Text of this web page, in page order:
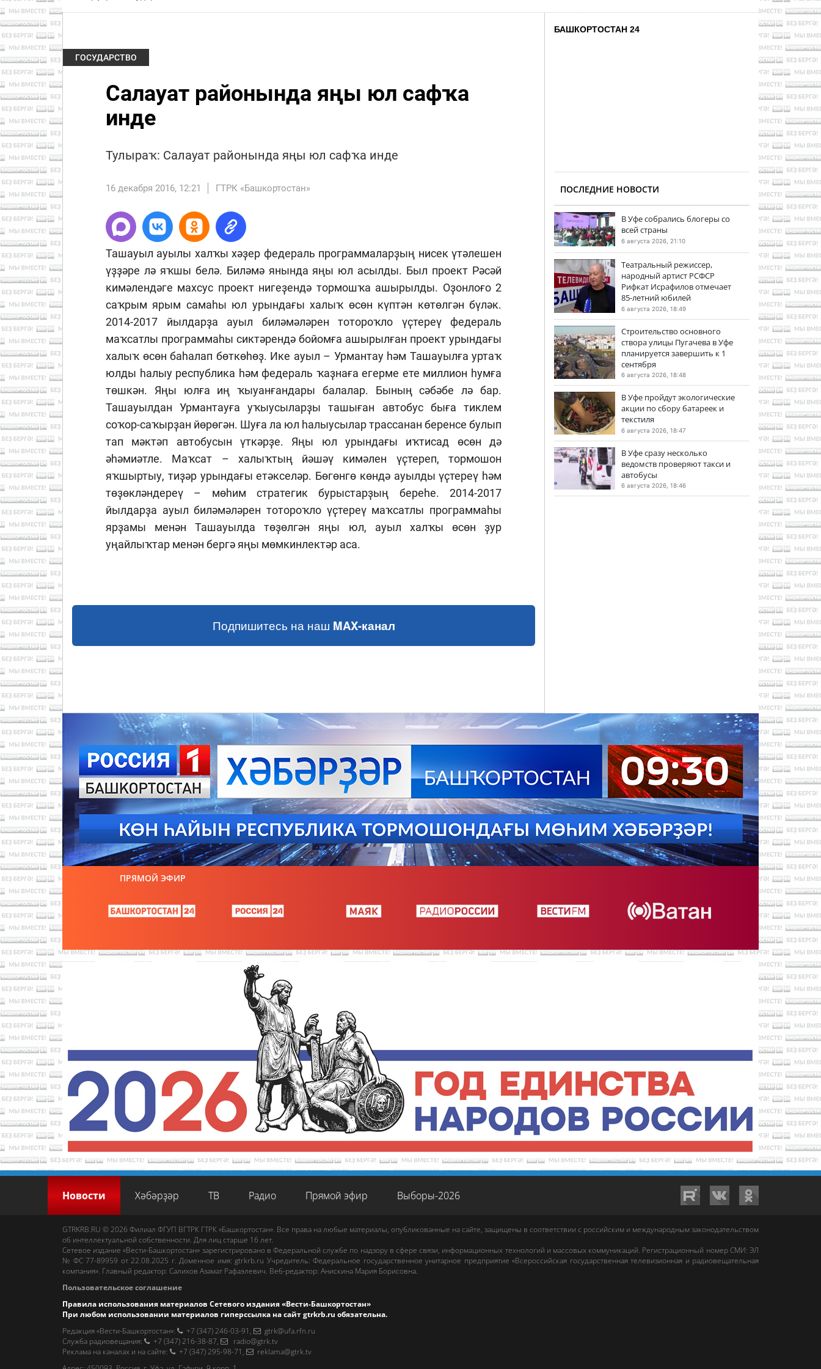
ГОСУДАРСТВО
Салауат районында яңы юл сафҡа
инде
Тулыраҡ: Салауат районында яңы юл сафҡа инде
16 декабря 2016, 12:21 ГТРК «Башкортостан»
Ташауыл ауылы халҡы хәҙер федераль программаларҙың нисек үтәлешен
үҙҙәре лә яҡшы белә. Биләмә янында яңы юл асылды. Был проект Рәсәй
кимәлендәге махсус проект нигеҙендә тормошҡа ашырылды. Оҙонлоғо 2
саҡрым ярым самаһы юл урындағы халыҡ өсөн күптән көтөлгән бүләк.
2014-2017 йылдарҙа ауыл биләмәләрен тотороҡло үҫтереү федераль
маҡсатлы программаһы сиктәрендә бойомға ашырылған проект урындағы
халыҡ өсөн баһалап бөткөһөҙ. Ике ауыл – Урмантау һәм Ташауылға уртаҡ
юлды һалыу республика һәм федераль ҡаҙнаға егерме ете миллион һумға
төшкән. Яңы юлға иң ҡыуанғандары балалар. Бының сәбәбе лә бар.
Ташауылдан Урмантауға уҡыусыларҙы ташыған автобус быға тиклем
соҡор-саҡырҙан йөрөгән. Шуға ла юл һалыусылар трассанан беренсе булып
тап мәктәп автобусын үткәрҙе. Яңы юл урындағы иҡтисад өсөн дә
әһәмиәтле. Маҡсат – халыҡтың йәшәү кимәлен үҫтереп, тормошон
яҡшыртыу, тиҙәр урындағы етәкселәр. Бөгөнгө көндә ауылды үҫтереү һәм
төҙөкләндереү – мөһим стратегик бурыстарҙың береһе. 2014-2017
йылдарҙа ауыл биләмәләрен тотороҡло үҫтереү маҡсатлы программаһы
ярҙамы менән Ташауылда төҙөлгән яңы юл, ауыл халҡы өсөн ҙур
уңайлыҡтар менән бергә яңы мөмкинлектәр аса.
Подпишитесь на наш MAX-канал
БАШКОРТОСТАН 24
ПОСЛЕДНИЕ НОВОСТИ
В Уфе собрались блогеры со
всей страны
6 августа 2026, 21:10
Театральный режиссер,
народный артист РСФСР
Рифкат Исрафилов отмечает
85-летний юбилей
6 августа 2026, 18:49
Строительство основного
створа улицы Пугачева в Уфе
планируется завершить к 1
сентября
6 августа 2026, 18:48
В Уфе пройдут экологические
акции по сбору батареек и
текстиля
6 августа 2026, 18:47
В Уфе сразу несколько
ведомств проверяют такси и
автобусы
6 августа 2026, 18:46
ПРЯМОЙ ЭФИР
Новости Хәбәрҙәр ТВ Радио Прямой эфир Выборы-2026
GTRKRB.RU © 2026 Филиал ФГУП ВГТРК ГТРК «Башкортостан». Все права на любые материалы, опубликованные на сайте, защищены в соответствии с российским и международным законодательством
об интеллектуальной собственности. Для лиц старше 16 лет.
Сетевое издание «Вести-Башкортостан» зарегистрировано в Федеральной службе по надзору в сфере связи, информационных технологий и массовых коммуникаций. Регистрационный номер СМИ: ЭЛ
№ ФС 77-89959 от 22.08.2025 г. Доменное имя:gtrkrb.ru Учредитель: Федеральное государственное унитарное предприятие «Всероссийская государственная телевизионная и радиовещательная
компания». Главный редактор: Салихов Азамат Рафаэлевич. Веб-редактор: Анискина Мария Борисовна.
Пользовательское соглашение
Правила использования материалов Сетевого издания «Вести-Башкортостан»
При любом использовании материалов гиперссылка на сайтgtrkrb.ru обязательна.
Редакция «Вести-Башкортостан»: +7 (347) 246-03-91 ,
gtrk@ufa.rfn.ru
Cлужба радиовещания: +7 (347) 216-38-87,
radio@gtrk.tv
Реклама на каналах и на сайте: +7 (347) 295-98-71 ,
reklama@gtrk.tv